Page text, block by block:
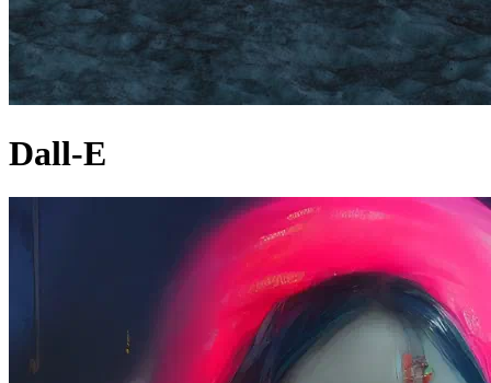
Dall-E